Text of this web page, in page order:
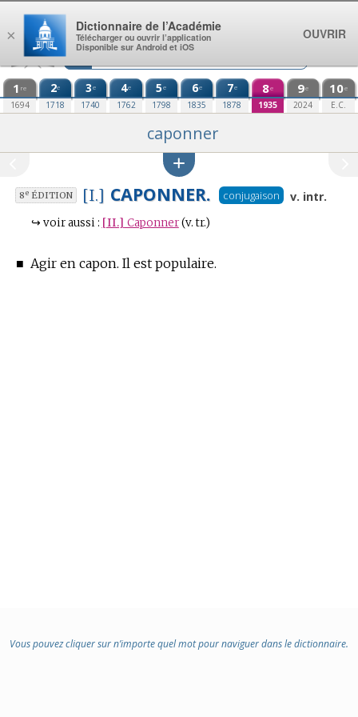
Aller au contenu
1 re
1694
2e
1718
3e
1740
4e
1762
5e
1798
6e
1835
7e
1878
8e
1935
9e
2024
10e
E.C.
caponner
8eÉDITION [I.] CAPONNER. conjugaison v. intr.
↪ voir aussi : [II.] Caponner (v. tr.)
■ Agir en capon. Il est populaire.
Vous pouvez cliquer sur n’importe quel mot pour naviguer dans le dictionnaire.
×
Dictionnaire de l’Académie
Télécharger ou ouvrir l’application
Disponible sur Android et iOS
OUVRIR